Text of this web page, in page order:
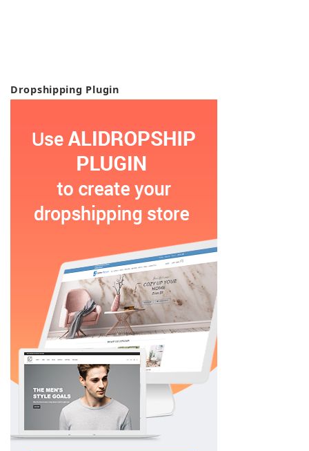
Dropshipping Plugin